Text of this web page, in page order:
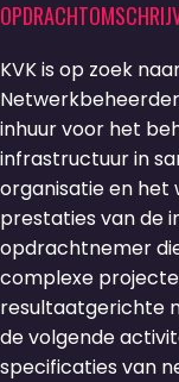
KVK is op zoek
inhuur voor het
infrastructuur in
organisatie en het
prestaties van de
opdrachtnemer
complexe
resultaatgerichte
de volgende
specificaties van